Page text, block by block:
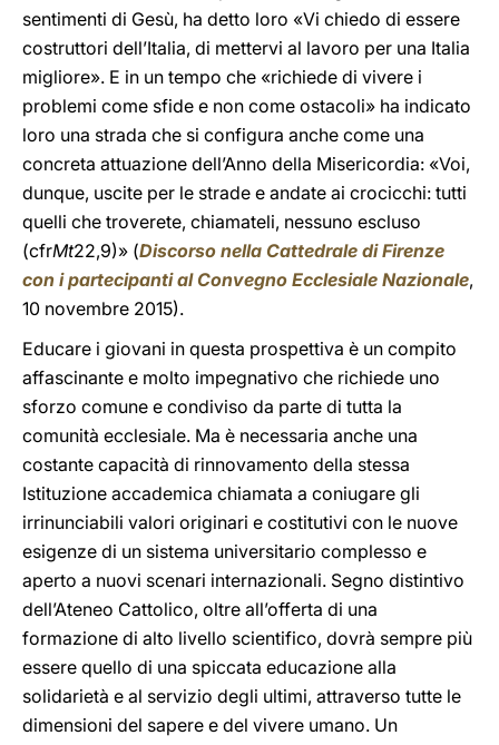
sentimenti di Gesù, ha detto loro «Vi chiedo di essere
costruttori dell’Italia, di mettervi al lavoro per una Italia
migliore». E in un tempo che «richiede di vivere i
problemi come sfide e non come ostacoli» ha indicato
loro una strada che si configura anche come una
concreta attuazione dell’Anno della Misericordia: «Voi,
dunque, uscite per le strade e andate ai crocicchi: tutti
quelli che troverete, chiamateli, nessuno escluso
(cfrMt22,9)» (Discorso nella Cattedrale di Firenze
con i partecipanti al Convegno Ecclesiale Nazionale,
10 novembre 2015).
Educare i giovani in questa prospettiva è un compito
affascinante e molto impegnativo che richiede uno
sforzo comune e condiviso da parte di tutta la
comunità ecclesiale. Ma è necessaria anche una
costante capacità di rinnovamento della stessa
Istituzione accademica chiamata a coniugare gli
irrinunciabili valori originari e costitutivi con le nuove
esigenze di un sistema universitario complesso e
aperto a nuovi scenari internazionali. Segno distintivo
dell’Ateneo Cattolico, oltre all’offerta di una
formazione di alto livello scientifico, dovrà sempre più
essere quello di una spiccata educazione alla
solidarietà e al servizio degli ultimi, attraverso tutte le
dimensioni del sapere e del vivere umano. Un